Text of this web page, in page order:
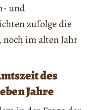
und
zufolge die
im alten Jahr
des
Jahre